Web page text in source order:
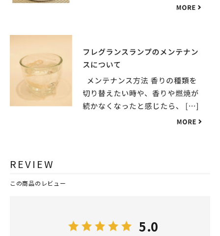
REVIEW
この商品のレビュー
5.0